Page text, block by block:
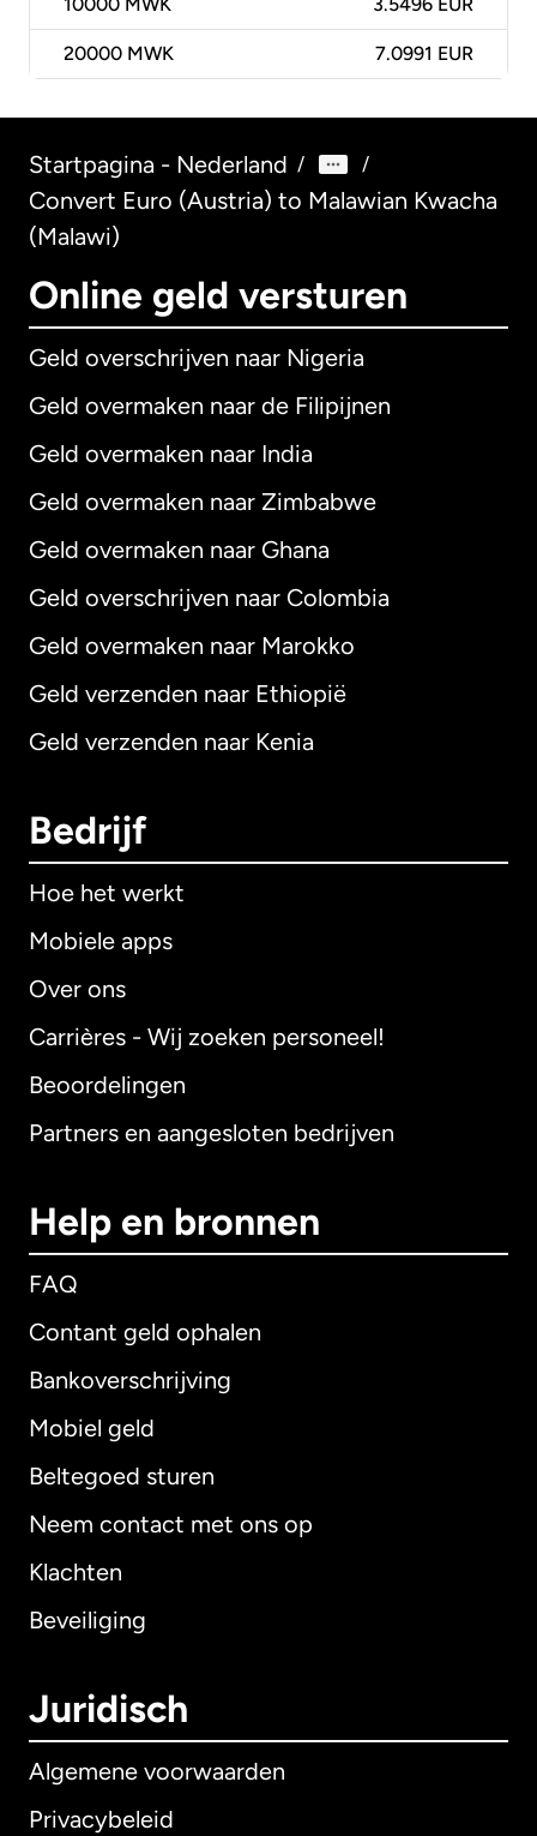
10000 MWK 3.5496 EUR
20000 MWK 7.0991 EUR
Startpagina - Nederland / /
Convert Euro (Austria) to Malawian Kwacha
(Malawi)
Online geld versturen
Geld overschrijven naar Nigeria
Geld overmaken naar de Filipijnen
Geld overmaken naar India
Geld overmaken naar Zimbabwe
Geld overmaken naar Ghana
Geld overschrijven naar Colombia
Geld overmaken naar Marokko
Geld verzenden naar Ethiopië
Geld verzenden naar Kenia
Bedrijf
Hoe het werkt
Mobiele apps
Over ons
Carrières - Wij zoeken personeel!
Beoordelingen
Partners en aangesloten bedrijven
Help en bronnen
FAQ
Contant geld ophalen
Bankoverschrijving
Mobiel geld
Beltegoed sturen
Neem contact met ons op
Klachten
Beveiliging
Juridisch
Algemene voorwaarden
Privacybeleid